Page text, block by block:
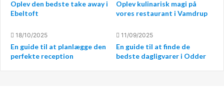
Få det leveret lige til døren
Oplev den bedste take away i
Ebeltoft
Oplev kulinarisk magi på
vores restaurant i Vamdrup
18/10/2025
En guide til at planlægge den
perfekte reception
11/09/2025
En guide til at finde de
bedste dagligvarer i Odder